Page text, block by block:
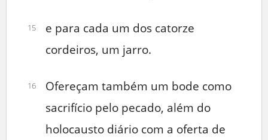
15
e para cada um dos catorze
cordeiros, um jarro.
16
Ofereçam também um bode como
sacrifício pelo pecado, além do
holocausto diário com a oferta de